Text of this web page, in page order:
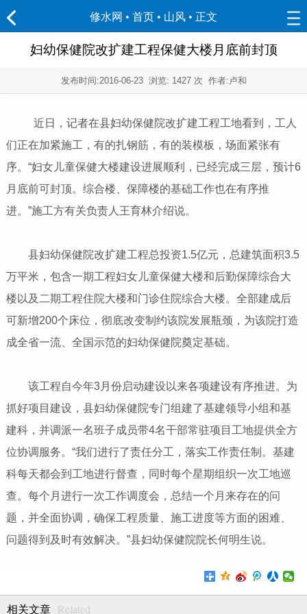
修水网 • 首页 • 山风 • 正文
妇幼保健院改扩建工程保健大楼月底前封顶
发布时间:2016-06-23浏览: 1427 次 作者:卢和
近日，记者在县妇幼保健院改扩建工程工地看到，工人
们正在加紧施工，有的扎钢筋，有的装模板，场面紧张有
序。“妇女儿童保健大楼建设进展顺利，已经完成三层，预计6
月底前可封顶。综合楼、保障楼的基础工作也在有序推
进。”施工方有关负责人王育林介绍说。
县妇幼保健院改扩建工程总投资1.5亿元，总建筑面积3.5
万平米，包含一期工程妇女儿童保健大楼和后勤保障综合大
楼以及二期工程住院大楼和门诊住院综合大楼。全部建成后
可新增200个床位，彻底改变制约该院发展瓶颈，为该院打造
成全省一流、全国示范的妇幼保健院奠定基础。
该工程自今年3月份启动建设以来各项建设有序推进。为
抓好项目建设，县妇幼保健院专门组建了基建领导小组和基
建科，并调派一名班子成员带4名干部常驻项目工地提供全方
位协调服务。“我们进行了责任分工，落实工作责任制。基建
科每天都会到工地进行督查，同时每个星期组织一次工地巡
查。每个月进行一次工作调度会，总结一个月来存在的问
题，并全面协调，确保工程质量、施工进度等方面的困难、
问题得到及时有效解决。”县妇幼保健院院长何明生说。
相关文章 Related